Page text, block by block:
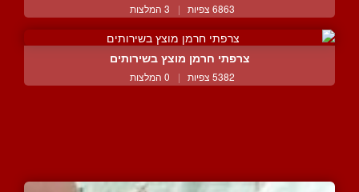
6863 צפיות | 3 המלצות
צרפתי חרמן מוצץ בשירותים
5382 צפיות | 0 המלצות